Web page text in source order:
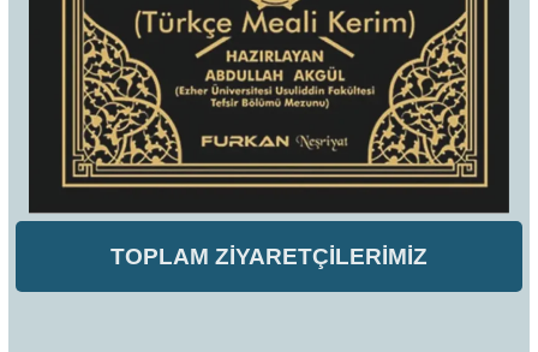
TOPLAM ZİYARETÇİLERİMİZ